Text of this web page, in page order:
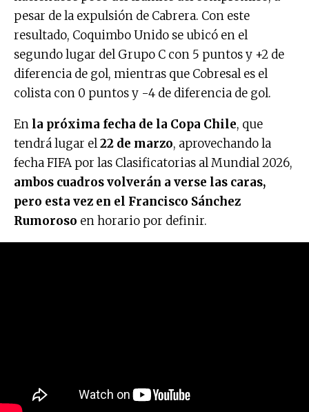
pesar de la expulsión de Cabrera. Con este
resultado, Coquimbo Unido se ubicó en el
segundo lugar del Grupo C con 5 puntos y +2 de
diferencia de gol, mientras que Cobresal es el
colista con 0 puntos y -4 de diferencia de gol.
En la próxima fecha de la Copa Chile, que
tendrá lugar el22 de marzo, aprovechando la
fecha FIFA por las Clasificatorias al Mundial 2026,
ambos cuadros volverán a verse las caras,
pero esta vez en el Francisco Sánchez
Rumoroso en horario por definir.